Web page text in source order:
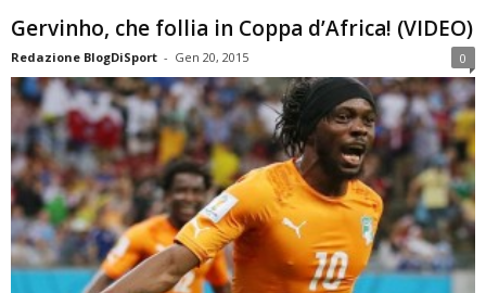
Gervinho, che follia in Coppa d’Africa! (VIDEO)
Redazione BlogDiSport - Gen 20, 2015 0